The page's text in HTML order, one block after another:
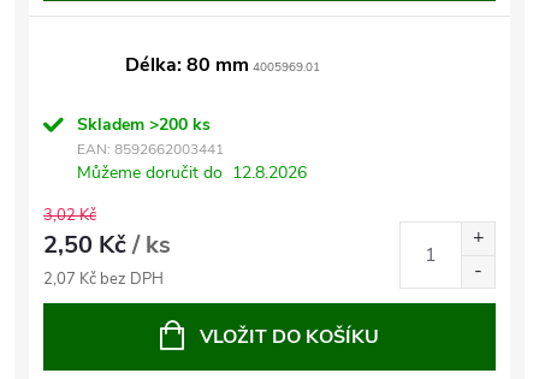
Délka: 80 mm 4005969.01
Skladem >200 ks
EAN: 8592662003441
Můžeme doručit do 12.8.2026
3,02 Kč
2,50 Kč/ ks
2,07 Kč bez DPH
VLOŽIT DO KOŠÍKU